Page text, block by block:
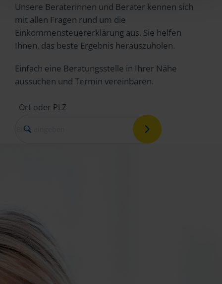
Unsere Beraterinnen und Berater kennen sich
mit allen Fragen rund um die
Einkommensteuererklärung aus. Sie helfen
Ihnen, das beste Ergebnis herauszuholen.
Einfach eine Beratungsstelle in Ihrer Nähe
aussuchen und Termin vereinbaren.
Ort oder PLZ